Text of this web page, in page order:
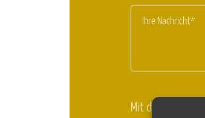
Mit dem